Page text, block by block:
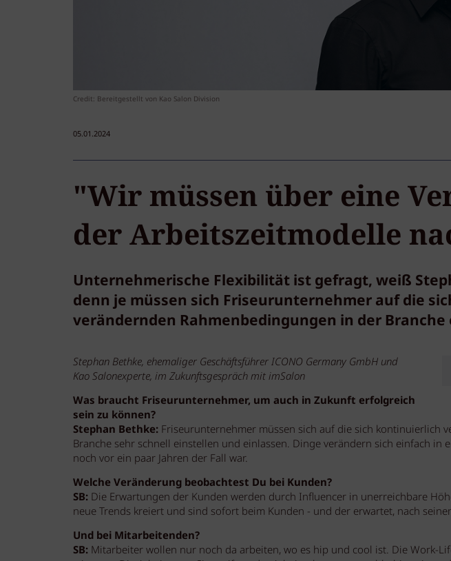
Credit: Bereitgestellt von Kao Salon Division
05.01.2024
"Wir müssen über eine
der Arbeitszeitmodelle
Unternehmerische Flexibilität ist gefragt, weiß
denn je müssen sich Friseurunternehmer auf die
verändernden Rahmenbedingungen in der
Stephan Bethke, ehemaliger Geschäftsführer ICONO Germany GmbH und
Kao Salonexperte, im Zukunftsgespräch mit imSalon
Was braucht Friseurunternehmer, um auch in Zukunft erfolgreich
sein zu können?
Stephan Bethke: Friseurunternehmer müssen sich auf die sich kontinuierlich
Branche sehr schnell einstellen und einlassen. Dinge verändern sich einfach in
noch vor ein paar Jahren der Fall war.
Welche Veränderung beobachtest Du bei Kunden?
SB: Die Erwartungen der Kunden werden durch Influencer in unerreichbare
neue Trends kreiert und sind sofort beim Kunden - und der erwartet, nach
Und bei Mitarbeitenden?
SB: Mitarbeiter wollen nur noch da arbeiten, wo es hip und cool ist. Die Work-